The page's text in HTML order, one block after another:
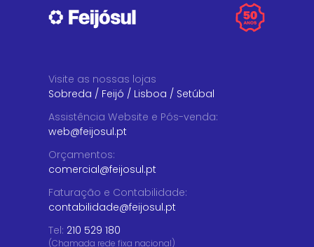
Visite as nossas lojas
Sobreda / Feijó / Lisboa / Setúbal
Assistência Website e Pós-venda:
web@feijosul.pt
Orçamentos:
comercial@feijosul.pt
Faturação e Contabilidade:
contabilidade@feijosul.pt
Tel: 210 529 180
(Chamada rede fixa nacional)